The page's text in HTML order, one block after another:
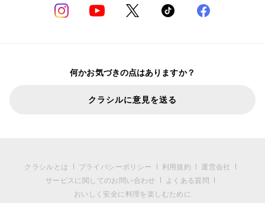
何かお気づきの点はありますか？
クラシルに意見を送る
クラシルとは プライバシーポリシー 利用規約
運営会社
サービスに関してのお問い合わせ
よくある質問
おいしく安全に料理を楽しむために